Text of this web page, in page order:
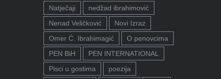
Natječaji
nedžad ibrahimović
Nenad Veličković
Novi Izraz
Omer Ć. Ibrahimagić
O penovcima
PEN BiH
PEN INTERNATIONAL
Pisci u gostima
poezija